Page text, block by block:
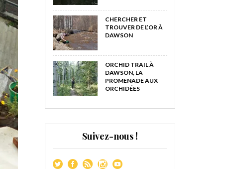
CHERCHER ET
TROUVER DE L’OR À
DAWSON
ORCHID TRAIL À
DAWSON, LA
PROMENADE AUX
ORCHIDÉES
Suivez-nous !